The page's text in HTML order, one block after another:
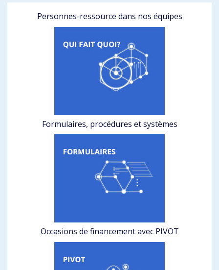
Personnes-ressource dans nos équipes
Formulaires, procédures et systèmes
Occasions de financement avec PIVOT